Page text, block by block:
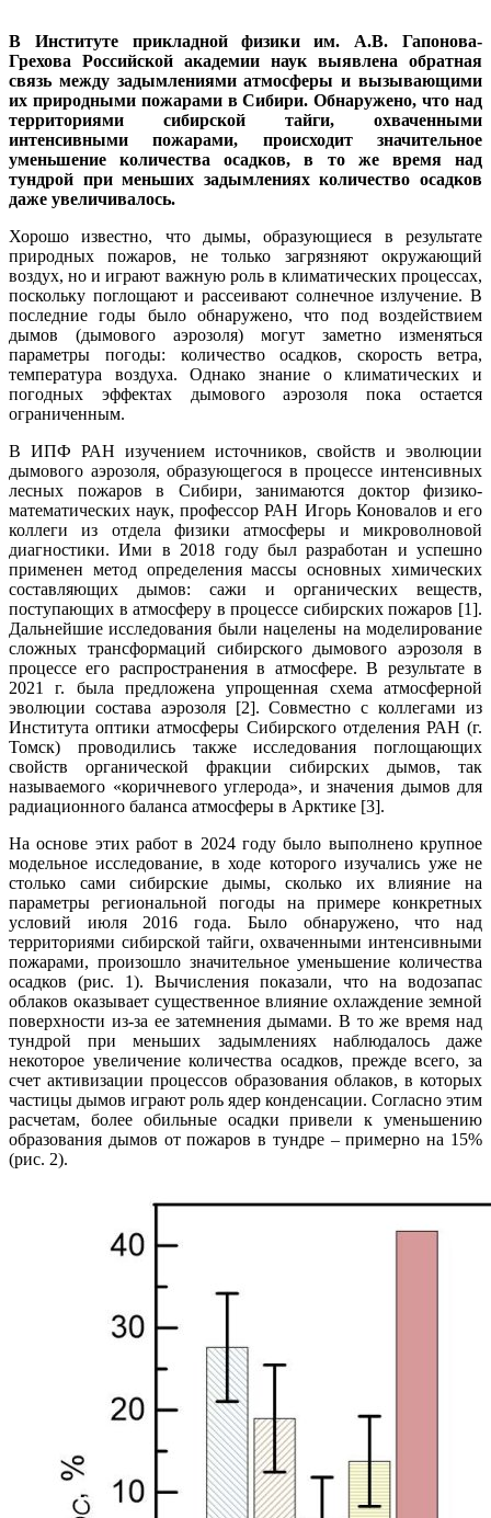
В Институте прикладной физики им. А.В. Гапонова-
Грехова Российской академии наук выявлена обратная
связь между задымлениями атмосферы и вызывающими
их природными пожарами в Сибири. Обнаружено, что над
территориями сибирской тайги, охваченными
интенсивными пожарами, происходит значительное
уменьшение количества осадков, в то же время над
тундрой при меньших задымлениях количество осадков
даже увеличивалось.
Хорошо известно, что дымы, образующиеся в результате
природных пожаров, не только загрязняют окружающий
воздух, но и играют важную роль в климатических процессах,
поскольку поглощают и рассеивают солнечное излучение. В
последние годы было обнаружено, что под воздействием
дымов (дымового аэрозоля) могут заметно изменяться
параметры погоды: количество осадков, скорость ветра,
температура воздуха. Однако знание о климатических и
погодных эффектах дымового аэрозоля пока остается
ограниченным.
В ИПФ РАН изучением источников, свойств и эволюции
дымового аэрозоля, образующегося в процессе интенсивных
лесных пожаров в Сибири, занимаются доктор физико-
математических наук, профессор РАН Игорь Коновалов и его
коллеги из отдела физики атмосферы и микроволновой
диагностики. Ими в 2018 году был разработан и успешно
применен метод определения массы основных химических
составляющих дымов: сажи и органических веществ,
поступающих в атмосферу в процессе сибирских пожаров [1].
Дальнейшие исследования были нацелены на моделирование
сложных трансформаций сибирского дымового аэрозоля в
процессе его распространения в атмосфере. В результате в
2021 г. была предложена упрощенная схема атмосферной
эволюции состава аэрозоля [2]. Совместно с коллегами из
Института оптики атмосферы Сибирского отделения РАН (г.
Томск) проводились также исследования поглощающих
свойств органической фракции сибирских дымов, так
называемого «коричневого углерода», и значения дымов для
радиационного баланса атмосферы в Арктике [3].
На основе этих работ в 2024 году было выполнено крупное
модельное исследование, в ходе которого изучались уже не
столько сами сибирские дымы, сколько их влияние на
параметры региональной погоды на примере конкретных
условий июля 2016 года. Было обнаружено, что над
территориями сибирской тайги, охваченными интенсивными
пожарами, произошло значительное уменьшение количества
осадков (рис. 1). Вычисления показали, что на водозапас
облаков оказывает существенное влияние охлаждение земной
поверхности из-за ее затемнения дымами. В то же время над
тундрой при меньших задымлениях наблюдалось даже
некоторое увеличение количества осадков, прежде всего, за
счет активизации процессов образования облаков, в которых
частицы дымов играют роль ядер конденсации. Согласно этим
расчетам, более обильные осадки привели к уменьшению
образования дымов от пожаров в тундре – примерно на 15%
(рис. 2).